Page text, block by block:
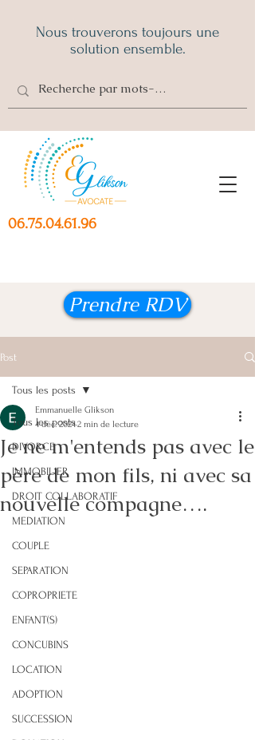
06.75.04.61.96
Nous trouverons toujours une
solution ensemble.
Prendre RDV
Post
Tous les posts
DIVORCE
IMMOBILIER
DROIT COLLABORATIF
MEDIATION
COUPLE
SEPARATION
COPROPRIETE
ENFANT(S)
CONCUBINS
LOCATION
ADOPTION
SUCCESSION
Tous les posts
Je ne m'entends pas avec le
père de mon fils, ni avec sa
nouvelle compagne….
Emmanuelle Glikson
4 déc. 20242 min de lecture